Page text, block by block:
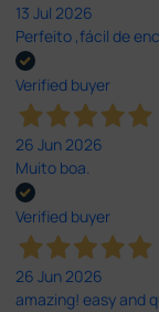
13 Jul 2026
Perfeito ,fácil de
Verified buyer
26 Jun 2026
Muito boa.
Verified buyer
26 Jun 2026
amazing! easy and